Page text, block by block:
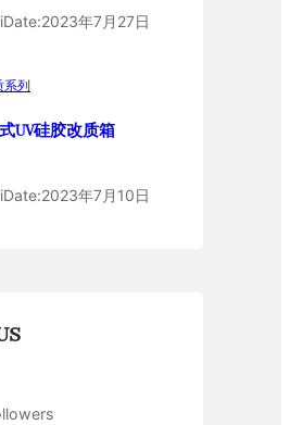
Date:2023年7月27日
系列
UV硅胶改质箱
Date:2023年7月10日